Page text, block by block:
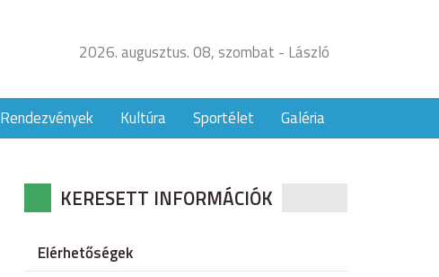
2026. augusztus. 08, szombat - László
Rendezvények Kultúra Sportélet Galéria
KERESETT INFORMÁCIÓK
Elérhetőségek